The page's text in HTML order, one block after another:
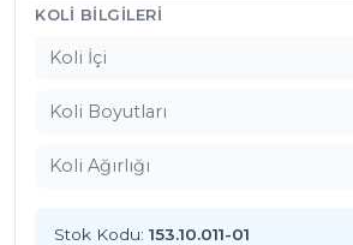
KOLI BILGILERI
Koli İçi
Koli Boyutları
Koli Ağırlığı
Stok Kodu: 153.10.011-01